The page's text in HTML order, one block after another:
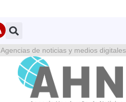
Agencias de noticias y medios digitales